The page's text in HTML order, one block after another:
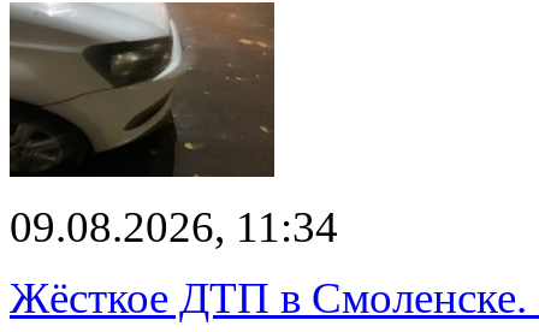
09.08.2026, 11:34
Жёсткое ДТП в Смоленске.